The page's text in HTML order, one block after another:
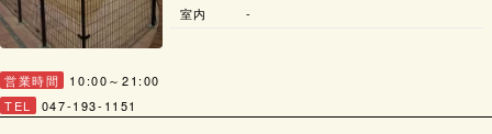
営業時間
10:00～21:00
TEL
047-193-1151
室内
-